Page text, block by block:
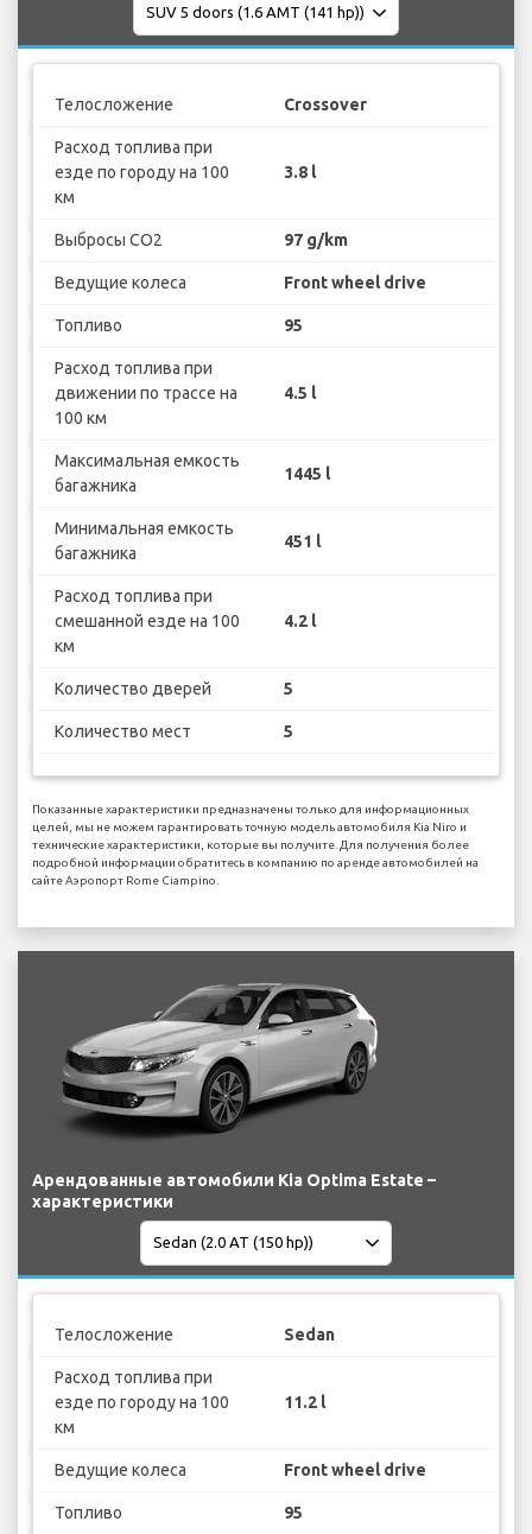
Телосложение Crossover
Расход топлива при
езде по городу на 100
км
3.8 l
Выбросы CO2 97 g/km
Ведущие колеса Front wheel drive
Топливо 95
Расход топлива при
движении по трассе на
100 км
4.5 l
Максимальная емкость
багажника
1445 l
Минимальная емкость
багажника
451 l
Расход топлива при
смешанной езде на 100
км
4.2 l
Количество дверей 5
Количество мест 5
Показанные характеристики предназначены только для информационных
целей, мы не можем гарантировать точную модель автомобиля Kia Niro и
технические характеристики, которые вы получите. Для получения более
подробной информации обратитесь в компанию по аренде автомобилей на
сайте Аэропорт Rome Ciampino.
Арендованные автомобили Kia Optima Estate –
характеристики
Телосложение Sedan
Расход топлива при
езде по городу на 100
км
11.2 l
Ведущие колеса Front wheel drive
Топливо 95